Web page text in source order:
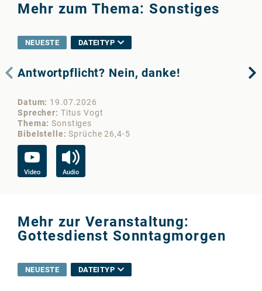
Mehr zum Thema: Sonstiges
NEUESTE DATEITYP
Antwortpflicht? Nein, danke!
Datum
19.07.2026
Sprecher
Titus Vogt
Thema
Sonstiges
Bibelstelle
Sprüche 26,4-5
Video Audio
Mehr zur Veranstaltung:
Gottesdienst Sonntagmorgen
NEUESTE DATEITYP